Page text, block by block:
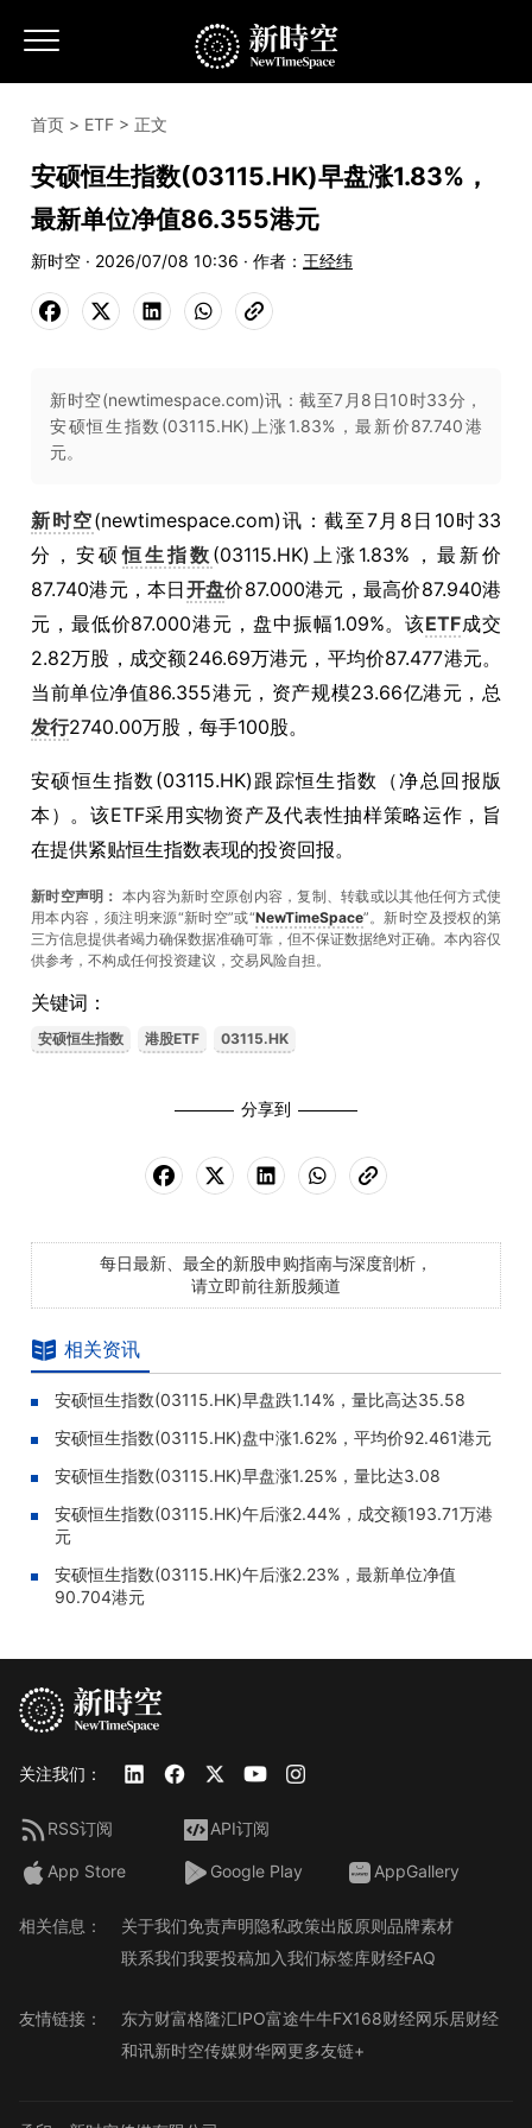
首页 > ETF > 正文
安硕恒生指数(03115.HK)早盘涨1.83%，
最新单位净值86.355港元
新时空 · 2026/07/08 10:36 · 作者： 王经纬
新时空(newtimespace.com)讯：截至7月8日10时33分，
安硕恒生指数(03115.HK)上涨1.83%，最新价87.740港
元。
新时空(newtimespace.com)讯：截至7月8日10时33
分，安硕恒生指数 (03115.HK)上涨1.83%，最新价
87.740港元，本日开盘价87.000港元，最高价87.940港
元，最低价87.000港元，盘中振幅1.09%。该ETF成交
2.82万股，成交额246.69万港元，平均价87.477港元。
当前单位净值86.355港元，资产规模23.66亿港元，总
发行2740.00万股，每手100股。
安硕恒生指数(03115.HK)跟踪恒生指数（净总回报版
本）。该ETF采用实物资产及代表性抽样策略运作，旨
在提供紧贴恒生指数表现的投资回报。
新时空声明： 本内容为新时空原创内容，复制、转载或以其他任何方式使
用本内容，须注明来源“新时空”或“NewTimeSpace”。新时空及授权的第
三方信息提供者竭力确保数据准确可靠，但不保证数据绝对正确。本內容仅
供参考，不构成任何投资建议，交易风险自担。
关键词：
安硕恒生指数 港股ETF 03115.HK
分享到
每日最新、最全的新股申购指南与深度剖析，
请立即前往新股频道
相关资讯
安硕恒生指数(03115.HK)早盘跌1.14%，量比高达35.58
安硕恒生指数(03115.HK)盘中涨1.62%，平均价92.461港元
安硕恒生指数(03115.HK)早盘涨1.25%，量比达3.08
安硕恒生指数(03115.HK)午后涨2.44%，成交额193.71万港
元
安硕恒生指数(03115.HK)午后涨2.23%，最新单位净值
90.704港元
关注我们：
RSS订阅 API订阅
App Store Google Play AppGallery
相关信息： 关于我们免责声明隐私政策出版原则品牌素材
联系我们我要投稿加入我们标签库财经FAQ
友情链接： 东方财富格隆汇IPO富途牛牛FX168财经网乐居财经
和讯新时空传媒财华网更多友链+